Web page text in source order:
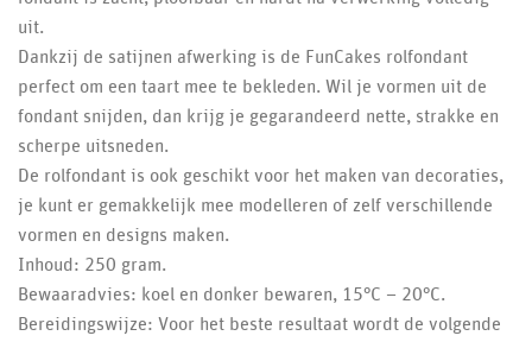
uit.
Dankzij de satijnen afwerking is de FunCakes rolfondant
perfect om een taart mee te bekleden. Wil je vormen uit de
fondant snijden, dan krijg je gegarandeerd nette, strakke en
scherpe uitsneden.
De rolfondant is ook geschikt voor het maken van decoraties,
je kunt er gemakkelijk mee modelleren of zelf verschillende
vormen en designs maken.
Inhoud: 250 gram.
Bewaaradvies: koel en donker bewaren, 15°C – 20°C.
Bereidingswijze: Voor het beste resultaat wordt de volgende